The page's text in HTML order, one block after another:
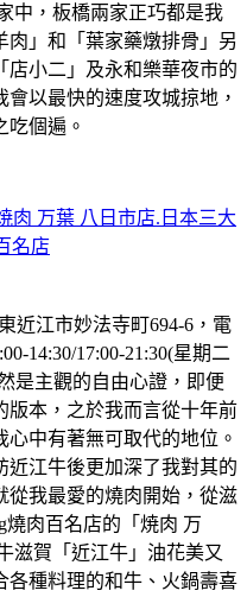
中，板橋兩家正巧都是我
肉」和「葉家藥燉排骨」另
店小二」及永和樂華夜市的
會以最快的速度攻城掠地，
吃個遍。
肉 万葉 八日市店.日本三大
名店
近江市妙法寺町694-6，電
14:30/17:00-21:30(星期二
是主觀的自由心證，即便
版本，之於我而言從十年前
中有著無可取代的地位。
近江牛後更加深了我對其的
從我最愛的燒肉開始，從滋
燒肉百名店的「焼肉 万
滋賀「近江牛」油花美又
各種料理的和牛、火鍋壽喜